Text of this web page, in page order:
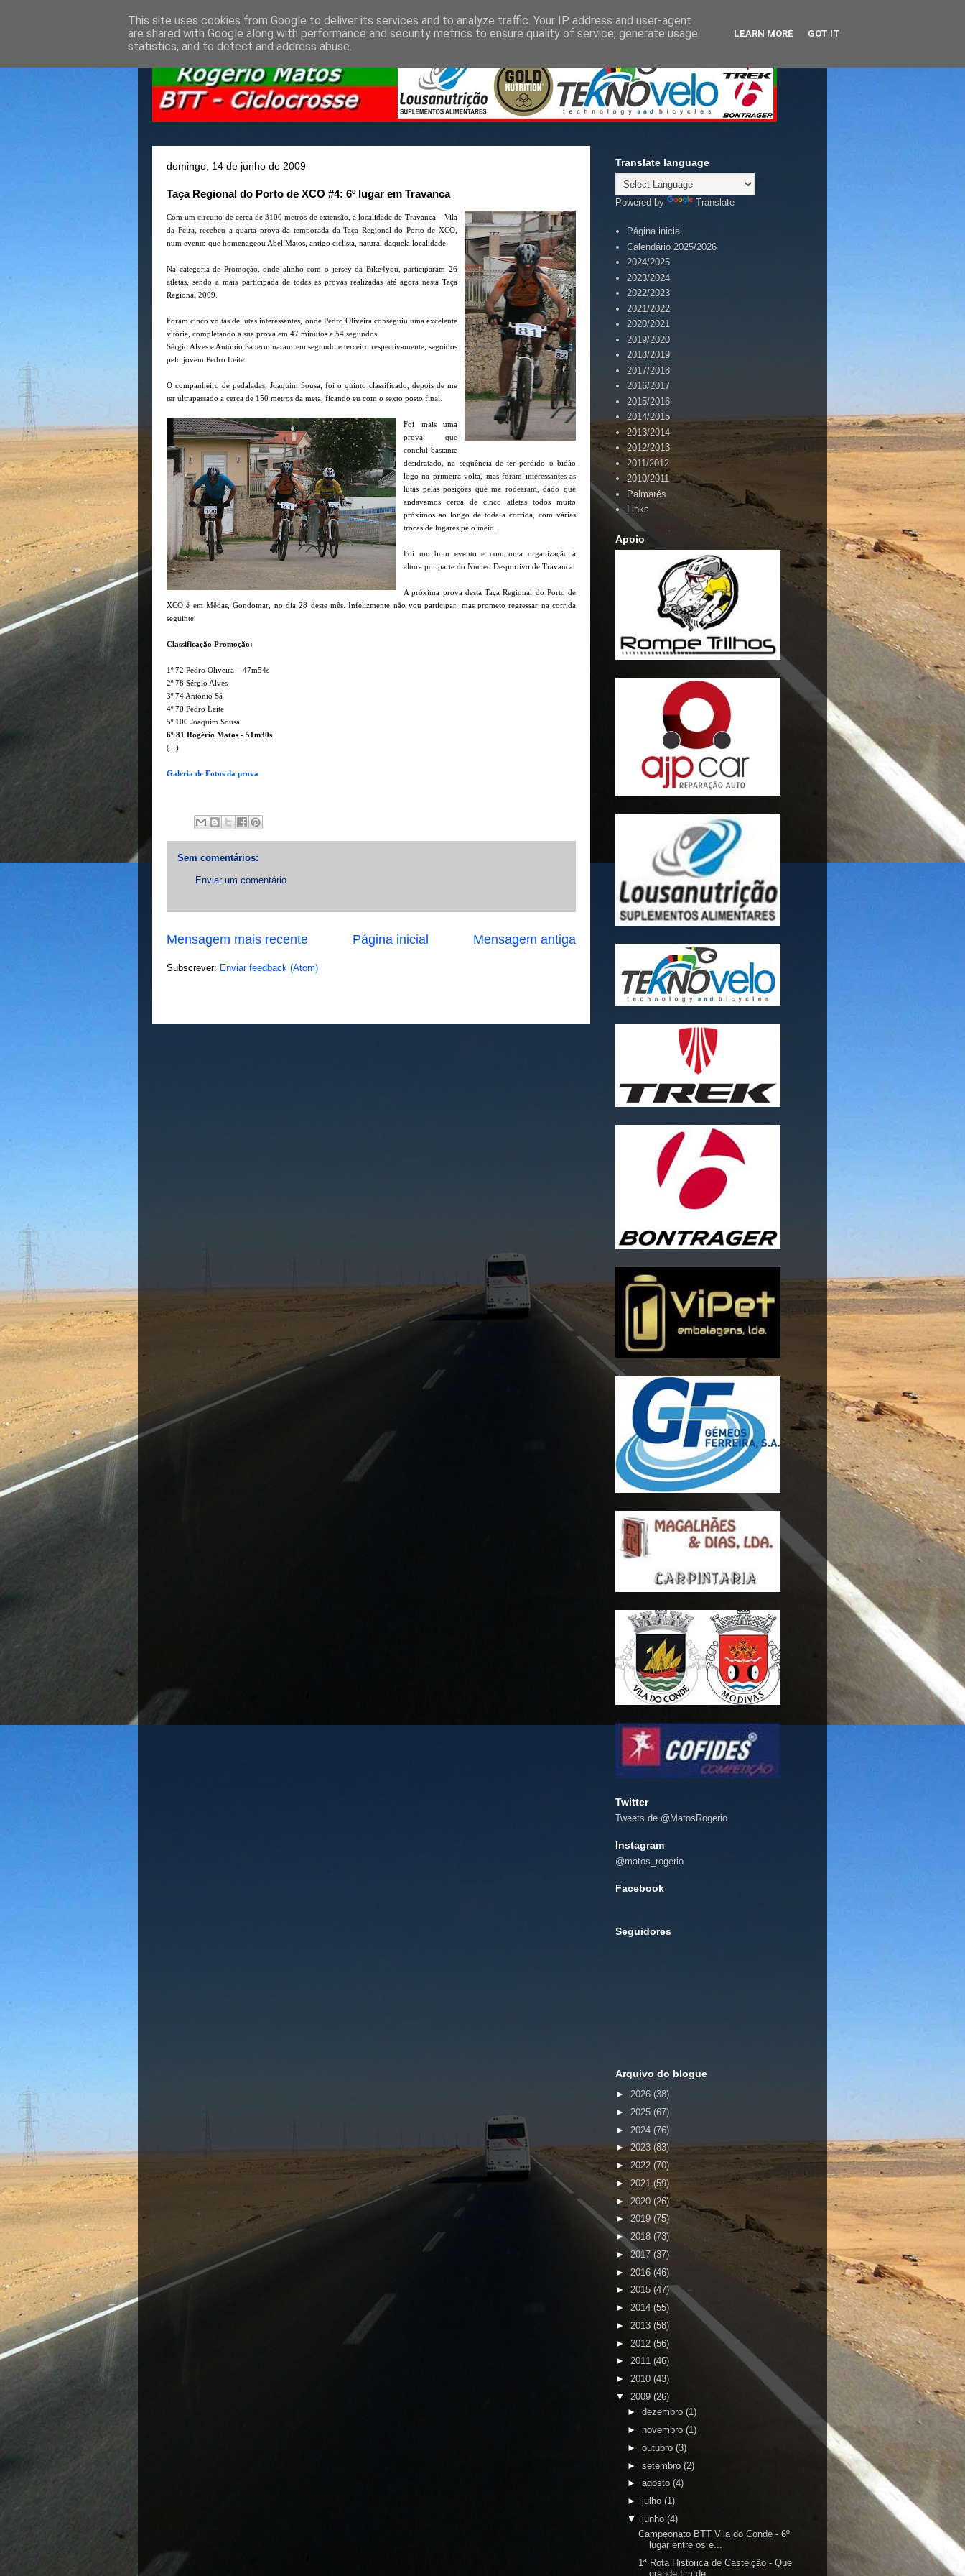
domingo, 14 de junho de 2009
Taça Regional do Porto de XCO #4: 6º lugar em Travanca
Com um circuito de cerca de 3100 metros de extensão, a localidade de Travanca – Vila
da Feira, recebeu a quarta prova da temporada da Taça Regional do Porto de XCO,
num evento que homenageou Abel Matos, antigo ciclista, natural daquela localidade.
Na categoria de Promoção, onde alinho com o jersey da Bike4you, participaram 26
atletas, sendo a mais participada de todas as provas realizadas até agora nesta Taça
Regional 2009.
Foram cinco voltas de lutas interessantes, onde Pedro Oliveira conseguiu uma excelente
vitória, completando a sua prova em 47 minutos e 54 segundos.
Sérgio Alves e António Sá terminaram em segundo e terceiro respectivamente, seguidos
pelo jovem Pedro Leite.
O companheiro de pedaladas, Joaquim Sousa, foi o quinto classificado, depois de me
ter ultrapassado a cerca de 150 metros da meta, ficando eu com o sexto posto final.
Foi mais uma
prova que
conclui bastante
desidratado, na sequência de ter perdido o bidão
logo na primeira volta, mas foram interessantes as
lutas pelas posições que me rodearam, dado que
andavamos cerca de cinco atletas todos muito
próximos ao longo de toda a corrida, com várias
trocas de lugares pelo meio.
Foi um bom evento e com uma organização à
altura por parte do Nucleo Desportivo de Travanca.
A próxima prova desta Taça Regional do Porto de
XCO é em Mêdas, Gondomar, no dia 28 deste mês. Infelizmente não vou participar, mas prometo regressar na corrida
seguinte.
Classificação Promoção:
1º 72 Pedro Oliveira – 47m54s
2º 78 Sérgio Alves
3º 74 António Sá
4º 70 Pedro Leite
5º 100 Joaquim Sousa
6º 81 Rogério Matos - 51m30s
(...)
Galeria de Fotos da prova
Sem comentários:
Enviar um comentário
Mensagem mais recente Mensagem antiga
Página inicial
Subscrever: Enviar feedback (Atom)
Translate language
Powered by Translate
Página inicial
Calendário 2025/2026
2024/2025
2023/2024
2022/2023
2021/2022
2020/2021
2019/2020
2018/2019
2017/2018
2016/2017
2015/2016
2014/2015
2013/2014
2012/2013
2011/2012
2010/2011
Palmarés
Links
Apoio
Twitter
Tweets de @MatosRogerio
Instagram
@matos_rogerio
Facebook
Seguidores
Arquivo do blogue
► 2026 (38)
► 2025 (67)
► 2024 (76)
►2023(83)
► 2022 (70)
► 2021 (59)
► 2020 (26)
► 2019 (75)
► 2018 (73)
► 2017 (37)
► 2016 (46)
► 2015 (47)
► 2014 (55)
► 2013 (58)
► 2012 (56)
► 2011 (46)
► 2010 (43)
▼ 2009 (26)
► dezembro (1)
► novembro (1)
► outubro (3)
► setembro (2)
► agosto (4)
► julho (1)
▼ junho (4)
Campeonato BTT Vila do Conde - 6º
lugar entre os e...
1ª Rota Histórica de Casteição - Que
grande fim de...
This site uses cookies from Google to deliver its services and to analyze traffic. Your IP address and user-agent
are shared with Google along with performance and security metrics to ensure quality of service, generate usage
statistics, and to detect and address abuse.
LEARN MORE GOT IT